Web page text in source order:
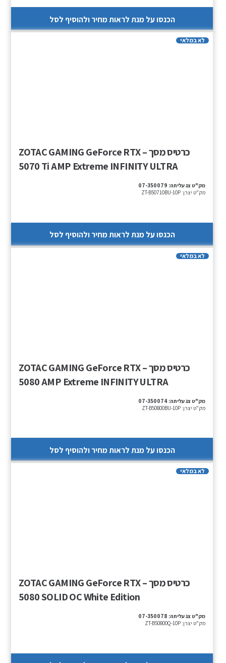
הכנסו על מנת לראות מחיר ולהוסיף לסל
לא במלאי
כרטיס מסך – ZOTAC GAMING GeForce RTX
5070 Ti AMP Extreme INFINITY ULTRA
מק"ט צג עליתה: 07-350079
מק"ט יצרן: ZT-B50710BU-10P
הכנסו על מנת לראות מחיר ולהוסיף לסל
לא במלאי
כרטיס מסך – ZOTAC GAMING GeForce RTX
5080 AMP Extreme INFINITY ULTRA
מק"ט צג עליתה: 07-350074
מק"ט יצרן: ZT-B50800BU-10P
הכנסו על מנת לראות מחיר ולהוסיף לסל
לא במלאי
כרטיס מסך – ZOTAC GAMING GeForce RTX
5080 SOLID OC White Edition
מק"ט צג עליתה: 07-350078
מק"ט יצרן: ZT-B50800Q-10P